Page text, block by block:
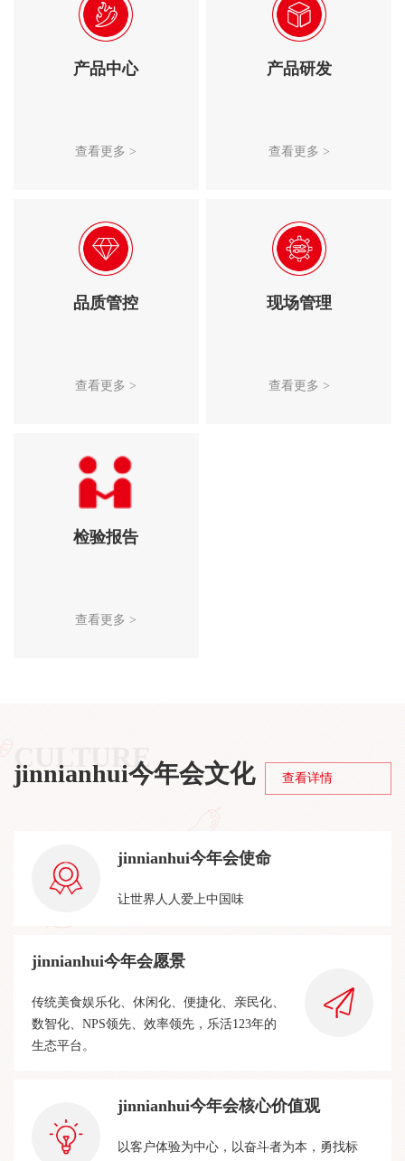
产品中心
查看更多 >
产品研发
查看更多 >
品质管控
查看更多 >
现场管理
查看更多 >
检验报告
查看更多 >
CULTURE
jinnianhui今年会文化 查看详情
jinnianhui今年会使命
让世界人人爱上中国味
jinnianhui今年会愿景
传统美食娱乐化、休闲化、便捷化、亲民化、
数智化、NPS领先、效率领先，乐活123年的
生态平台。
jinnianhui今年会核心价值观
以客户体验为中心，以奋斗者为本，勇找标